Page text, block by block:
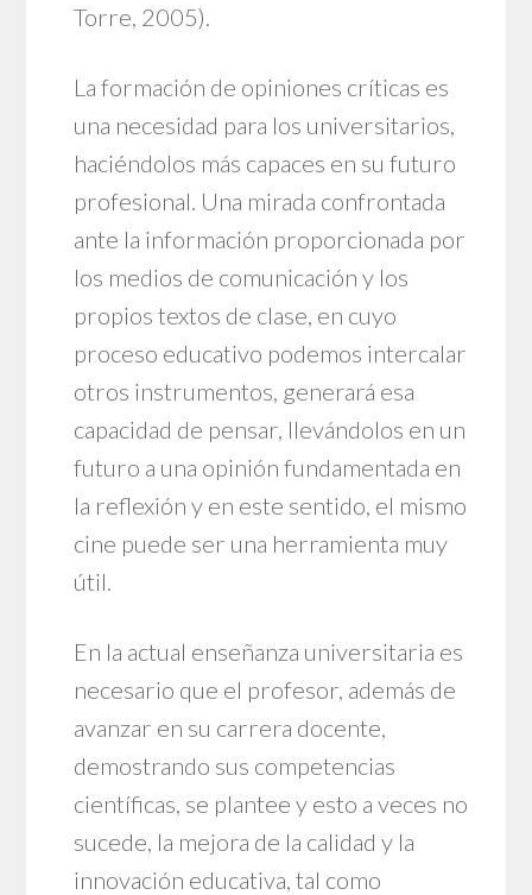
Torre, 2005).
La formación de opiniones críticas es
una necesidad para los universitarios,
haciéndolos más capaces en su futuro
profesional. Una mirada confrontada
ante la información proporcionada por
los medios de comunicación y los
propios textos de clase, en cuyo
proceso educativo podemos intercalar
otros instrumentos, generará esa
capacidad de pensar, llevándolos en un
futuro a una opinión fundamentada en
la reflexión y en este sentido, el mismo
cine puede ser una herramienta muy
útil.
En la actual enseñanza universitaria es
necesario que el profesor, además de
avanzar en su carrera docente,
demostrando sus competencias
científicas, se plantee y esto a veces no
sucede, la mejora de la calidad y la
innovación educativa, tal como